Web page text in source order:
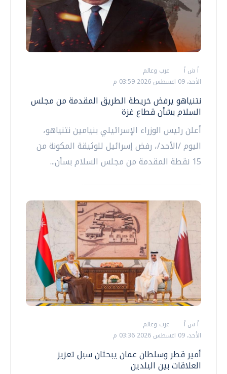
أ ش أ
عرب وعالم
الأحد، 09 اغسطس 2026 03:59 م
نتنياهو يرفض خريطة الطريق المقدمة من مجلس
السلام بشأن قطاع غزة
أعلن رئيس الوزراء الإسرائيلي بنيامين نتنياهو،
اليوم /الأحد/، رفض إسرائيل للوثيقة المكونة من
15 نقطة المقدمة من مجلس السلام بسأن...
أ ش أ
عرب وعالم
الأحد، 09 اغسطس 2026 03:36 م
أمير قطر وسلطان عمان يبحثان سبل تعزيز
العلاقات بين البلدين